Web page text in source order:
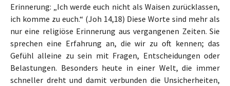
Erinnerung: „Ich werde euch nicht als Waisen zurücklassen,
ich komme zu euch.“ (Joh 14,18) Diese Worte sind mehr als
nur eine religiöse Erinnerung aus vergangenen Zeiten. Sie
sprechen eine Erfahrung an, die wir zu oft kennen; das
Gefühl alleine zu sein mit Fragen, Entscheidungen oder
Belastungen. Besonders heute in einer Welt, die immer
schneller dreht und damit verbunden die Unsicherheiten,